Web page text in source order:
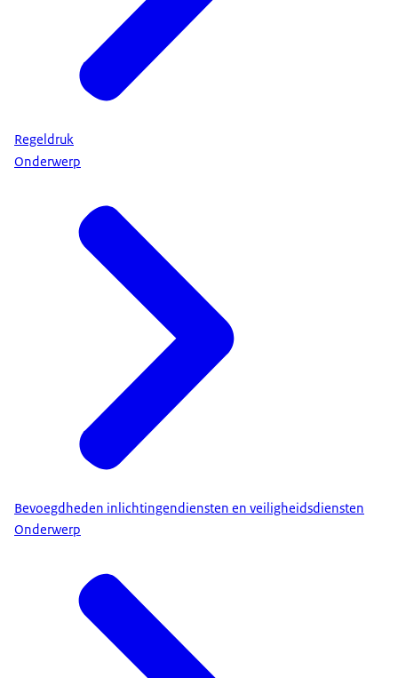
Regeldruk
Onderwerp
Bevoegdheden inlichtingendiensten en veiligheidsdiensten
Onderwerp